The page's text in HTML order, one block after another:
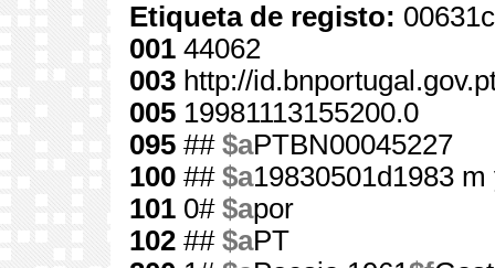
Etiqueta de registo:
001 44062
003 http://
005 19981113155200.0
095 ## $aPTBN00045227
100 ## $a19830501d1983
101 0# $apor
102 ## $aPT